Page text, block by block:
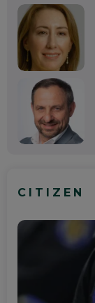
CITIZEN